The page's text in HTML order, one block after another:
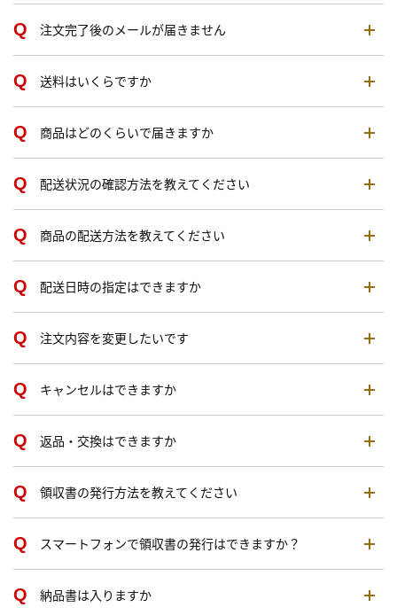
注文完了後のメールが届きません
送料はいくらですか
商品はどのくらいで届きますか
配送状況の確認方法を教えてください
商品の配送方法を教えてください
配送日時の指定はできますか
注文内容を変更したいです
キャンセルはできますか
返品・交換はできますか
領収書の発行方法を教えてください
スマートフォンで領収書の発行はできますか？
納品書は入りますか